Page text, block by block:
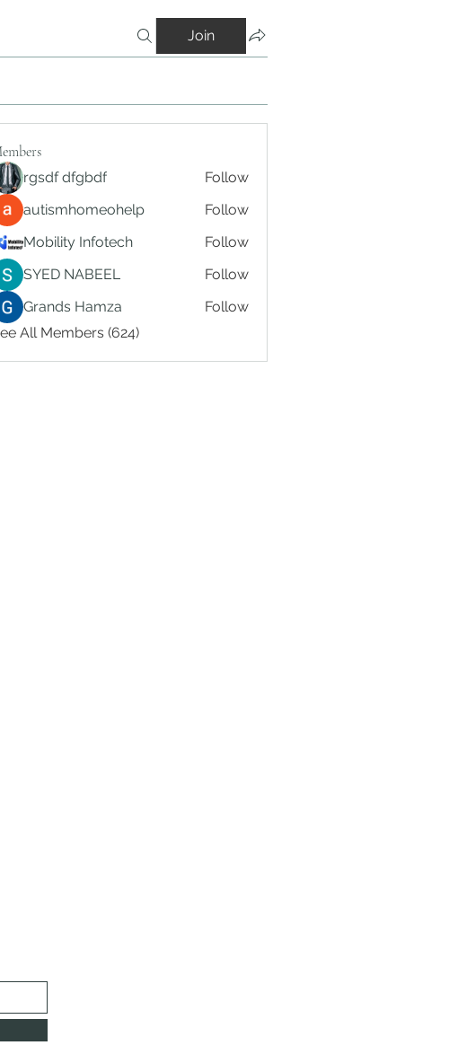
Join
rgsdf dfgbdf
Follow
autismhomeohelp
Follow
Mobility Infotech
Follow
SYED NABEEL
Follow
Grands Hamza
Follow
All Members (624)